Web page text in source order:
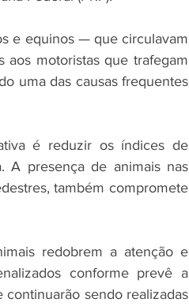
e equinos — que circulavam
aos motoristas que trafegam
uma das causas frequentes
é reduzir os índices de
A presença de animais nas
também compromete
redobrem a atenção e
conforme prevê a
continuarão sendo realizadas